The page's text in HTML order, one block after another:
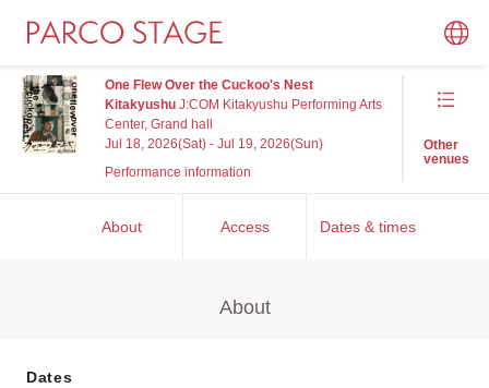
One Flew Over the Cuckoo's Nest
KitakyushuJ:COM Kitakyushu Performing Arts
Center, Grand hall
Jul 18, 2026(Sat) - Jul 19, 2026(Sun)
Performance information
Other
venues
About Access Dates & times
About
Dates